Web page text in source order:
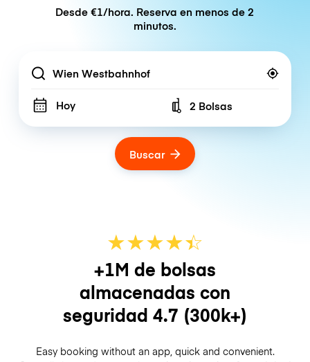
Desde €1/hora. Reserva en menos de 2
minutos.
Location
Hoy Number of bags
2 Bolsas
Buscar
★★★★☆
★
+1M de bolsas
almacenadas con
seguridad 4.7 (300k+)
Easy booking without an app, quick and convenient.